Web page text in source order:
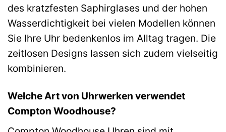
des kratzfesten Saphirglases und der hohen
Wasserdichtigkeit bei vielen Modellen können
Sie Ihre Uhr bedenkenlos im Alltag tragen. Die
zeitlosen Designs lassen sich zudem vielseitig
kombinieren.
Welche Art von Uhrwerken verwendet
Compton Woodhouse?